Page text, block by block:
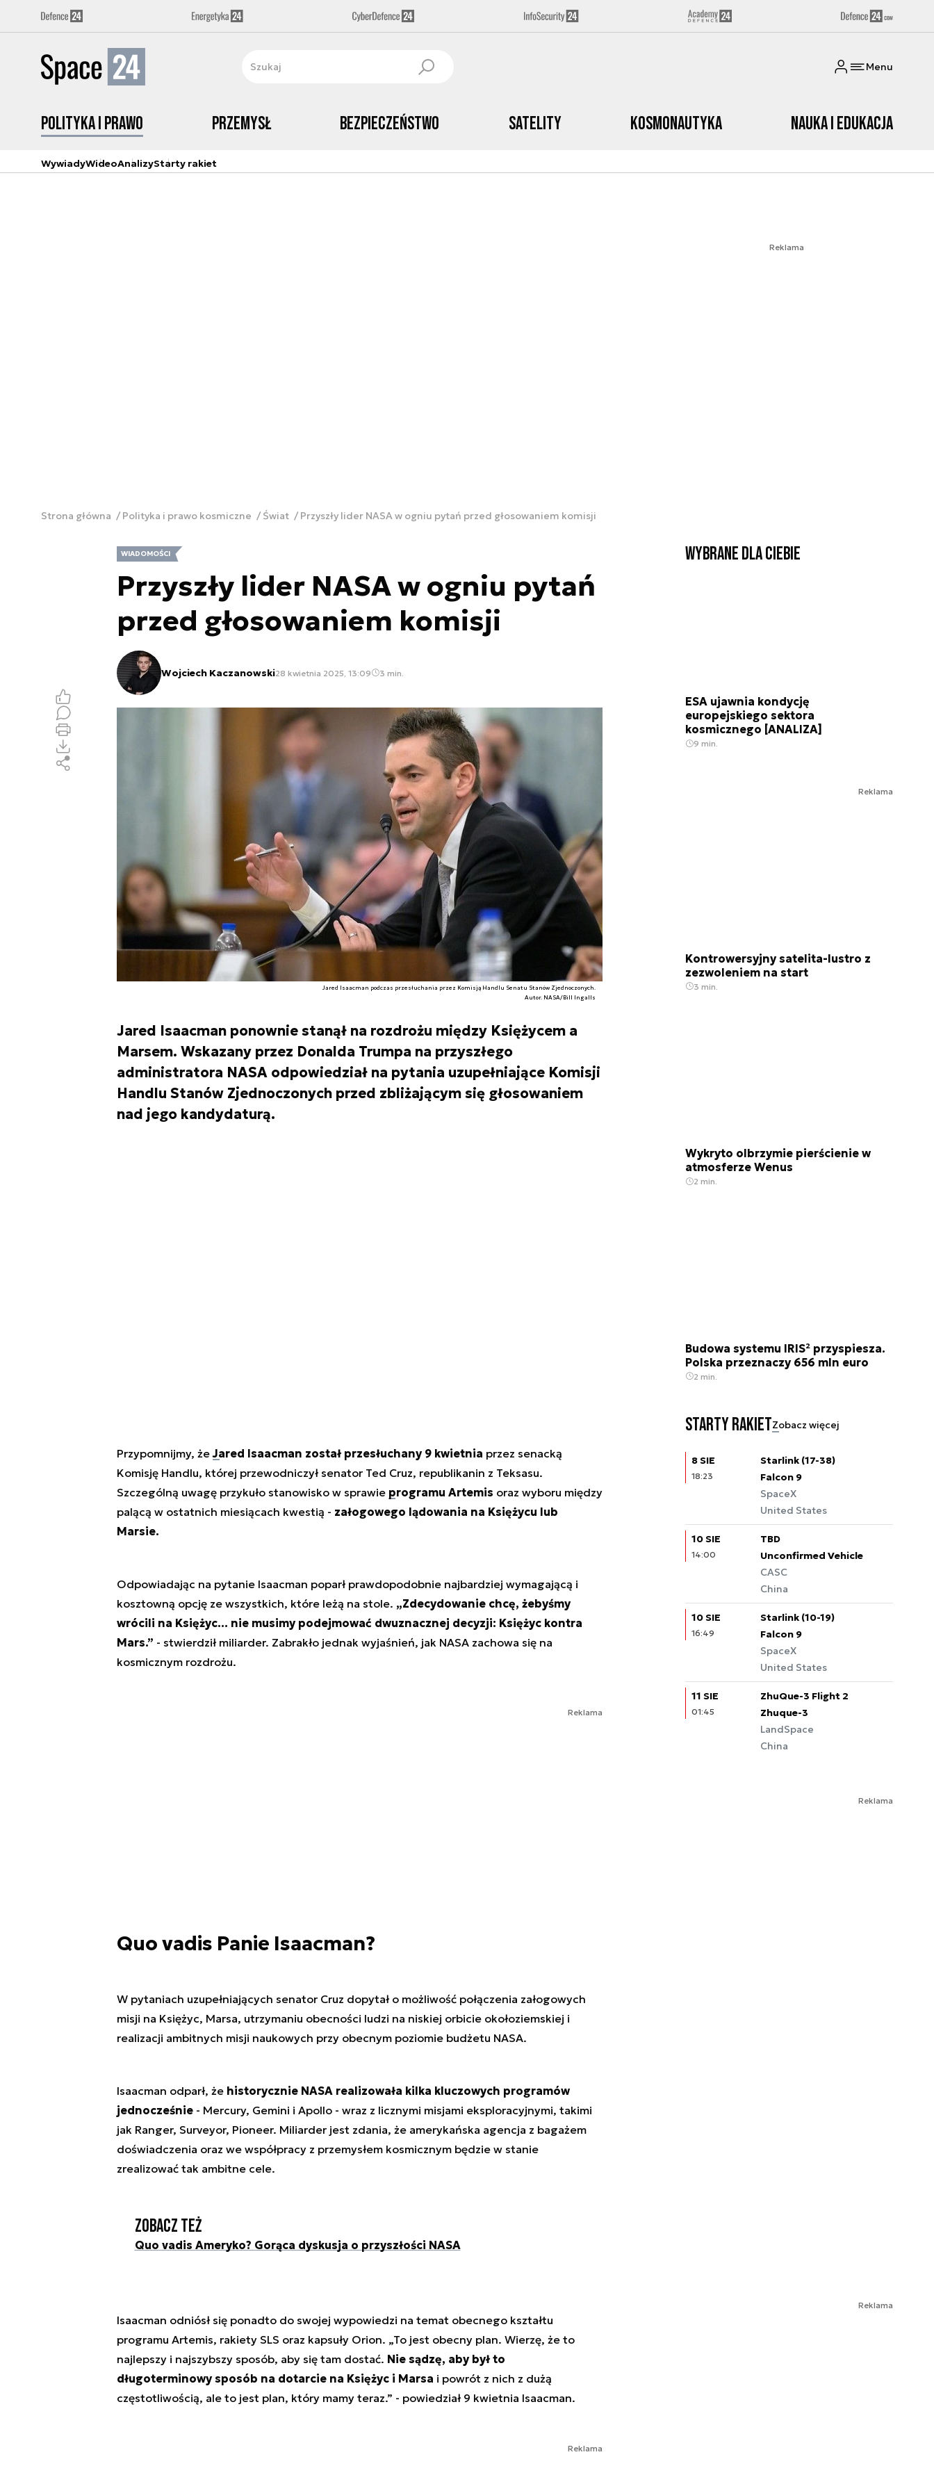
Menu
Polityka i prawo Przemysł Bezpieczeństwo Satelity Kosmonautyka Nauka i edukacja
WywiadyWideoAnalizyStarty rakiet
Reklama
Strona główna Polityka i prawo kosmiczne Świat Przyszły lider NASA w ogniu pytań przed głosowaniem komisji
WIADOMOŚCI
Przyszły lider NASA w ogniu pytań
przed głosowaniem komisji
Wojciech Kaczanowski28 kwietnia 2025, 13:09 3 min.
Jared Isaacman podczas przesłuchania przez Komisją Handlu Senatu Stanów Zjednoczonych.
Autor. NASA/Bill Ingalls
Jared Isaacman ponownie stanął na rozdrożu między Księżycem a
Marsem. Wskazany przez Donalda Trumpa na przyszłego
administratora NASA odpowiedział na pytania uzupełniające Komisji
Handlu Stanów Zjednoczonych przed zbliżającym się głosowaniem
nad jego kandydaturą.
Przypomnijmy, żeJared Isaacman został przesłuchany 9 kwietnia przez senacką
Komisję Handlu, której przewodniczył senator Ted Cruz, republikanin z Teksasu.
Szczególną uwagę przykuło stanowisko w sprawie programu Artemis oraz wyboru między
palącą w ostatnich miesiącach kwestią - załogowego lądowania na Księżycu lub
Marsie.
Odpowiadając na pytanie Isaacman poparł prawdopodobnie najbardziej wymagającą i
kosztowną opcję ze wszystkich, które leżą na stole. „Zdecydowanie chcę, żebyśmy
wrócili na Księżyc… nie musimy podejmować dwuznacznej decyzji: Księżyc kontra
Mars.” - stwierdził miliarder. Zabrakło jednak wyjaśnień, jak NASA zachowa się na
kosmicznym rozdrożu.
Reklama
Quo vadis Panie Isaacman?
W pytaniach uzupełniających senator Cruz dopytał o możliwość połączenia załogowych
misji na Księżyc, Marsa, utrzymaniu obecności ludzi na niskiej orbicie okołoziemskiej i
realizacji ambitnych misji naukowych przy obecnym poziomie budżetu NASA.
Isaacman odparł, że historycznie NASA realizowała kilka kluczowych programów
jednocześnie- Mercury, Gemini i Apollo - wraz z licznymi misjami eksploracyjnymi, takimi
jak Ranger, Surveyor, Pioneer. Miliarder jest zdania, że amerykańska agencja z bagażem
doświadczenia oraz we współpracy z przemysłem kosmicznym będzie w stanie
zrealizować tak ambitne cele.
Zobacz też
Quo vadis Ameryko? Gorąca dyskusja o przyszłości NASA
Isaacman odniósł się ponadto do swojej wypowiedzi na temat obecnego kształtu
programu Artemis, rakiety SLS oraz kapsuły Orion. „To jest obecny plan. Wierzę, że to
najlepszy i najszybszy sposób, aby się tam dostać. Nie sądzę, aby był to
długoterminowy sposób na dotarcie na Księżyc i Marsa i powrót z nich z dużą
częstotliwością, ale to jest plan, który mamy teraz.” - powiedział 9 kwietnia Isaacman.
Reklama
Wybrane dla Ciebie
ESA ujawnia kondycję
europejskiego sektora
kosmicznego [ANALIZA]
9 min.
Reklama
Kontrowersyjny satelita-lustro z
zezwoleniem na start
3 min.
Wykryto olbrzymie pierścienie w
atmosferze Wenus
2 min.
Budowa systemu IRIS² przyspiesza.
Polska przeznaczy 656 mln euro
2 min.
Starty rakietZobacz więcej
8 SIE
18:23
Starlink (17-38)
Falcon 9
SpaceX
United States
10 SIE
14:00
TBD
Unconfirmed Vehicle
CASC
China
10 SIE
16:49
Starlink (10-19)
Falcon 9
SpaceX
United States
11 SIE
01:45
ZhuQue-3 Flight 2
Zhuque-3
LandSpace
China
Reklama
Reklama